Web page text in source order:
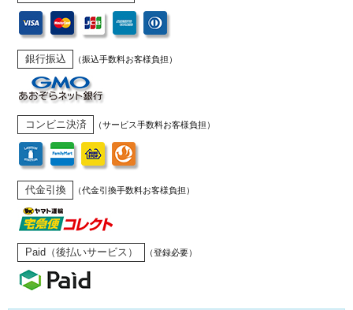
銀行振込 （振込手数料お客様負担）
コンビニ決済 （サービス手数料お客様負担）
代金引換 （代金引換手数料お客様負担）
Paid（後払いサービス） （登録必要）